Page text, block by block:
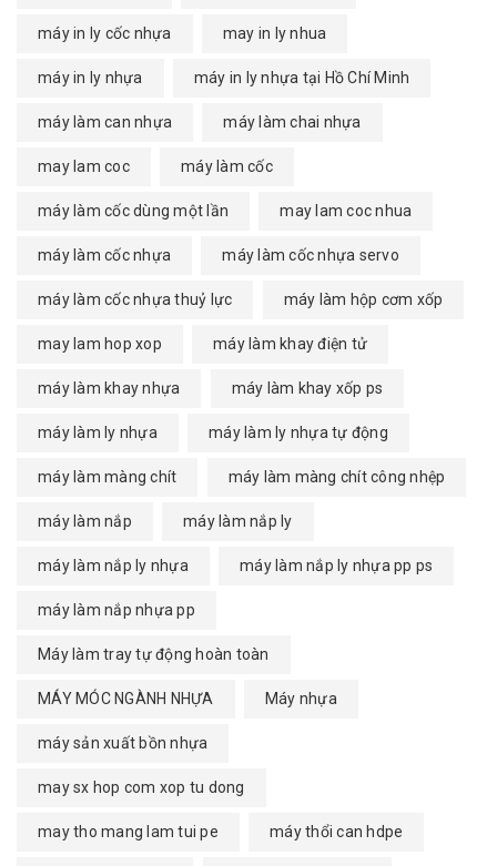
máy in ly cốc nhựa may in ly nhua
máy in ly nhựa máy in ly nhựa tại Hồ Chí Minh
máy làm can nhựa máy làm chai nhựa
may lam coc máy làm cốc
máy làm cốc dùng một lần may lam coc nhua
máy làm cốc nhựa máy làm cốc nhựa servo
máy làm cốc nhựa thuỷ lực máy làm hộp cơm xốp
may lam hop xop máy làm khay điện tử
máy làm khay nhựa máy làm khay xốp ps
máy làm ly nhựa máy làm ly nhựa tự động
máy làm màng chít máy làm màng chít công nhệp
máy làm nắp máy làm nắp ly
máy làm nắp ly nhựa máy làm nắp ly nhựa pp ps
máy làm nắp nhựa pp
Máy làm tray tự động hoàn toàn
MÁY MÓC NGÀNH NHỰA Máy nhựa
máy sản xuất bồn nhựa
may sx hop com xop tu dong
may tho mang lam tui pe máy thổi can hdpe